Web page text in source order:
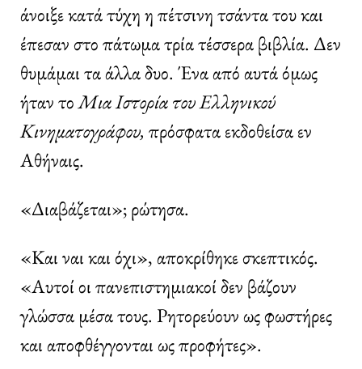
άνοιξε κατά τύχη η πέτσινη τσάντα του και
έπεσαν στο πάτωμα τρία τέσσερα βιβλία. Δεν
θυμάμαι τα άλλα δυο. Ένα από αυτά όμως
ήταν τοΜια Ιστορία του Ελληνικού
Κινηματογράφου, πρόσφατα εκδοθείσα εν
Αθήναις.
«Διαβάζεται»; ρώτησα.
«Και ναι και όχι», αποκρίθηκε σκεπτικός.
«Αυτοί οι πανεπιστημιακοί δεν βάζουν
γλώσσα μέσα τους. Ρητορεύουν ως φωστήρες
και αποφθέγγονται ως προφήτες».